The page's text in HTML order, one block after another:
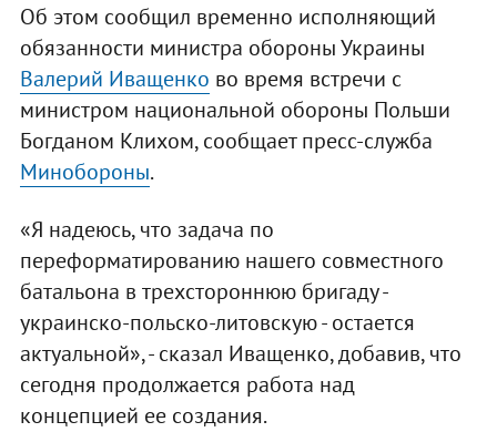
Об этом сообщил временно исполняющий
обязанности министра обороны Украины
Валерий Иващенко во время встречи с
министром национальной обороны Польши
Богданом Клихом, сообщает пресс-служба
Минобороны.
«Я надеюсь, что задача по
переформатированию нашего совместного
батальона в трехстороннюю бригаду -
украинско-польско-литовскую - остается
актуальной», - сказал Иващенко, добавив, что
сегодня продолжается работа над
концепцией ее создания.